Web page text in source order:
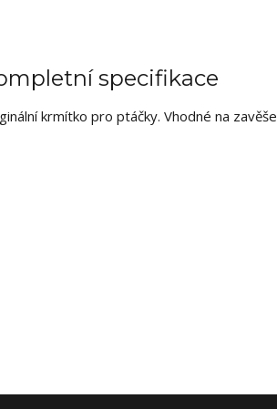
specifikace
krmítko pro ptáčky. Vhodné na